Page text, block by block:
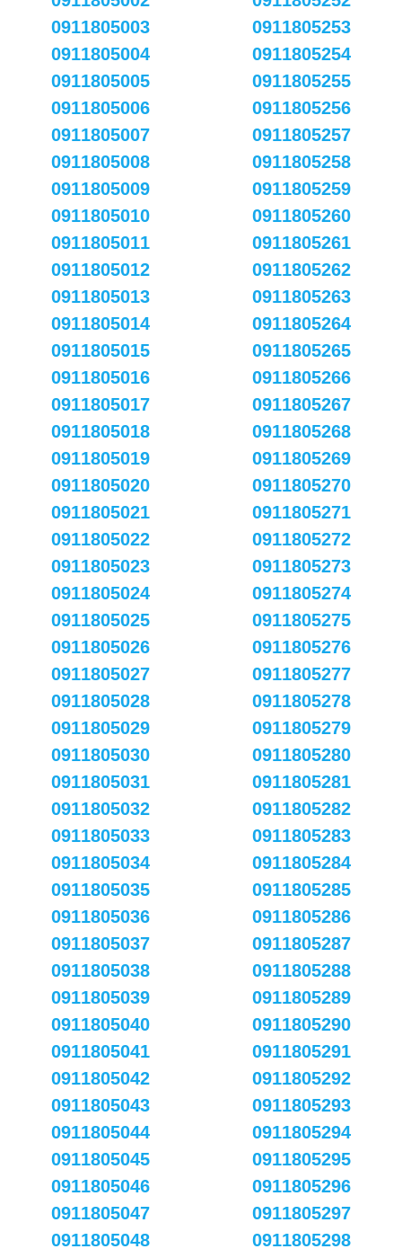
0911805003
0911805004
0911805005
0911805006
0911805007
0911805008
0911805009
0911805010
0911805011
0911805012
0911805013
0911805014
0911805015
0911805016
0911805017
0911805018
0911805019
0911805020
0911805021
0911805022
0911805023
0911805024
0911805025
0911805026
0911805027
0911805028
0911805029
0911805030
0911805031
0911805032
0911805033
0911805034
0911805035
0911805036
0911805037
0911805038
0911805039
0911805040
0911805041
0911805042
0911805043
0911805044
0911805045
0911805046
0911805047
0911805048
0911805253
0911805254
0911805255
0911805256
0911805257
0911805258
0911805259
0911805260
0911805261
0911805262
0911805263
0911805264
0911805265
0911805266
0911805267
0911805268
0911805269
0911805270
0911805271
0911805272
0911805273
0911805274
0911805275
0911805276
0911805277
0911805278
0911805279
0911805280
0911805281
0911805282
0911805283
0911805284
0911805285
0911805286
0911805287
0911805288
0911805289
0911805290
0911805291
0911805292
0911805293
0911805294
0911805295
0911805296
0911805297
0911805298